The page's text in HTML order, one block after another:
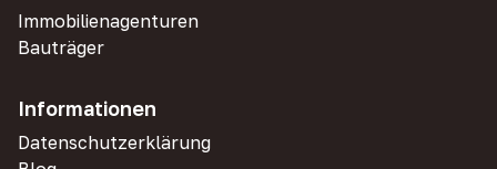
Immobilienagenturen
Bauträger
Informationen
Datenschutzerklärung